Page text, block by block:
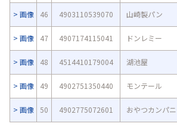
画像 46 4903110539070 山崎製パン
画像 47 4907174115041 ドンレミー
画像 48 4514410179004 湖池屋
画像 49 4902751350440 モンテール
画像 50 4902775072601 おやつカンパ